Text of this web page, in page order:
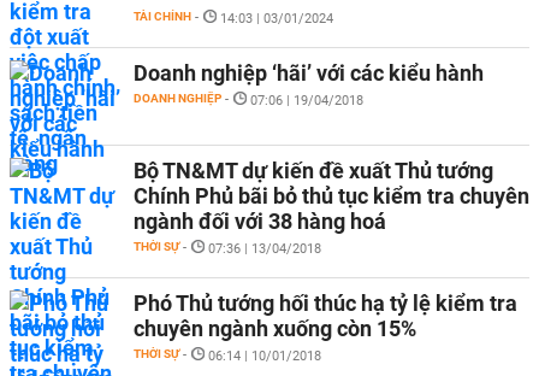
TÀI CHÍNH - 14:03 | 03/01/2024
Doanh nghiệp ‘hãi’ với các kiểu hành
DOANH NGHIỆP - 07:06 | 19/04/2018
Bộ TN&MT dự kiến đề xuất Thủ tướng
Chính Phủ bãi bỏ thủ tục kiểm tra chuyên
ngành đối với 38 hàng hoá
THỜI SỰ - 07:36 | 13/04/2018
Phó Thủ tướng hối thúc hạ tỷ lệ kiểm tra
chuyên ngành xuống còn 15%
THỜI SỰ - 06:14 | 10/01/2018